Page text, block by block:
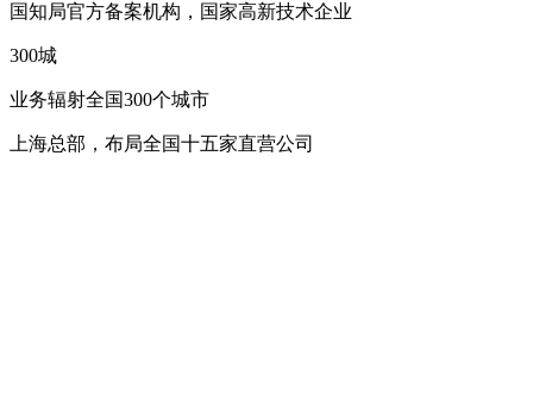
国知局官方备案机构，国家高新技术企业
300城
业务辐射全国300个城市
上海总部，布局全国十五家直营公司